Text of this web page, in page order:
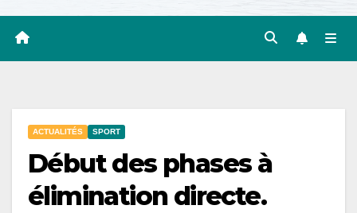
ACTUALITÉS SPORT
Début des phases à
élimination directe.